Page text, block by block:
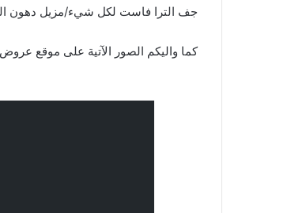
جف الترا فاست لكل شيء/مزيل دهون
كما واليكم الصور الآتية على موقع عروض